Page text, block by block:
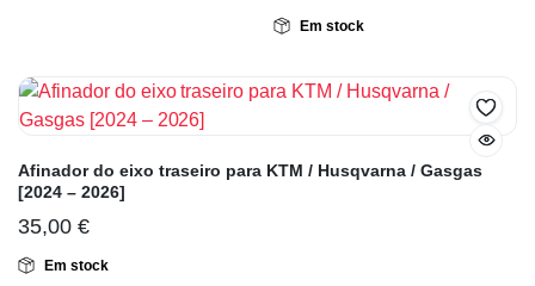
Em stock
Afinador do eixo traseiro para KTM / Husqvarna / Gasgas
[2024 – 2026]
35,00 €
Em stock